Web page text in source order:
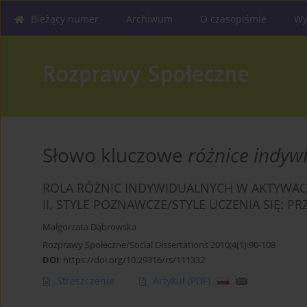
Bieżący numer Archiwum O czasopiśmie
Słowo kluczowe różnice
ROLA RÓŻNIC INDYWIDUALNYCH W
II. STYLE POZNAWCZE/STYLE UCZENIA SIĘ:
Małgorzata Dąbrowska
Rozprawy Społeczne/Social Dissertations 2010;4(1):90-108
DOI: https://doi.org/10.29316/rs/111332
Streszczenie Artykuł (PDF)